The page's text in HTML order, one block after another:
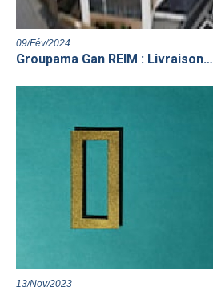
09/Fév/2024
Groupama Gan REIM : Livraison…
13/Nov/2023